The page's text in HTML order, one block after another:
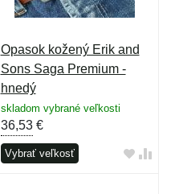
Opasok kožený Erik and
Sons Saga Premium -
hnedý
skladom vybrané veľkosti
36,53€
Vybrať veľkosť